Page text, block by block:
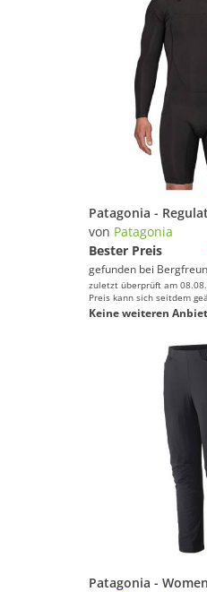
von Patagonia
Bester Preis
gefunden bei
zuletzt überprüft am
Preis kann sich seitdem
Keine weiteren